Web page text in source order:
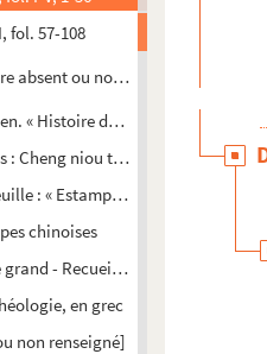
fol. 57-108
absent ou non renseigné]
« Histoire de Tobie, avec des
: Cheng niou tou i. Sur la gaine : «
: « Estampes chinoises »
chinoises
- Recueil d'homélies et
en grec
non renseigné]